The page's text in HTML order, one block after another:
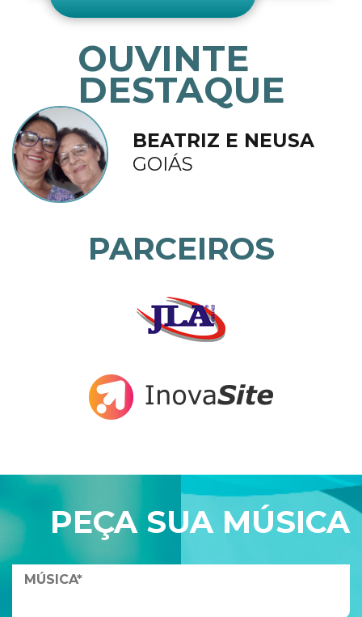
OUVINTE
DESTAQUE
BEATRIZ E NEUSA
GOIÁS
PARCEIROS
PEÇA SUA MÚSICA